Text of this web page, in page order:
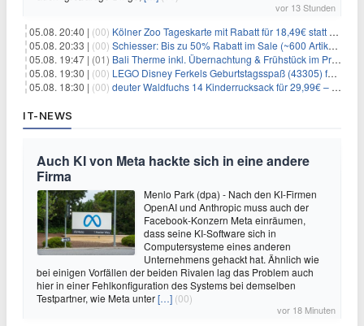
vor 13 Stunden
05.08. 20:40 | (00) Kölner Zoo Tageskarte mit Rabatt für 18,49€ statt 29,50€ – einlösbar bis Dezember
05.08. 20:33 | (00) Schiesser: Bis zu 50% Rabatt im Sale (~600 Artikel zur Auswahl)
05.08. 19:47 | (01) Bali Therme inkl. Übernachtung & Frühstück im Premium Hotel (Bad Oeynhausen) ab 89€ p.P.
05.08. 19:30 | (00) LEGO Disney Ferkels Geburtstagsspaß (43305) für 29,10€
05.08. 18:30 | (00) deuter Waldfuchs 14 Kinderrucksack für 29,99€ – Amber-maple
IT-NEWS
Auch KI von Meta hackte sich in eine andere
Firma
Menlo Park (dpa) - Nach den KI-Firmen
OpenAI und Anthropic muss auch der
Facebook-Konzern Meta einräumen,
dass seine KI-Software sich in
Computersysteme eines anderen
Unternehmens gehackt hat. Ähnlich wie
bei einigen Vorfällen der beiden Rivalen lag das Problem auch
hier in einer Fehlkonfiguration des Systems bei demselben
Testpartner, wie Meta unter[…] (00)
vor 18 Minuten